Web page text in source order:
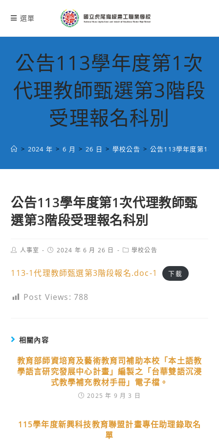
選單
公告113學年度第1次
代理教師甄選第3階段
受理報名科別
> 2024 年 > 6 月 > 26 日 > 學校公告 > 公告113學年度第1次
公告113學年度第1次代理教師甄
選第3階段受理報名科別
Post人事室
Post2024 年 6 月 26 日
Post學校公告
113-1代理教師甄選第3階段報名.doc-1 下載
Post Views: 788
相關內容
教育部師資培育及藝術教育司補助本校「本土語教
學語言研究發展中心計畫」編製之「台華雙語沉浸
式教學補充教材手冊」電子檔。
2025 年 9 月 3 日
115學年度新興科技教育聯盟計畫專任助理錄取名
單